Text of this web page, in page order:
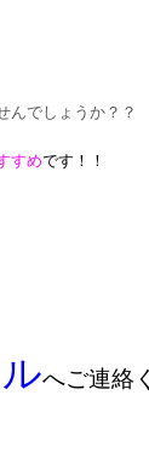
んでしょうか？？
すめです！！
へご連絡